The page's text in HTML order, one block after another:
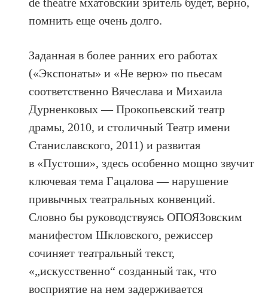
помнить еще очень долго.
Заданная в более ранних его работах
(«Экспонаты» и «Не верю» по пьесам
соответственно Вячеслава и Михаила
Дурненковых — Прокопьевский театр
драмы, 2010, и столичный Театр имени
Станиславского, 2011) и развитая
в «Пустоши», здесь особенно мощно звучит
ключевая тема Гацалова — нарушение
привычных театральных конвенций.
Словно бы руководствуясь ОПОЯЗовским
манифестом Шкловского, режиссер
сочиняет театральный текст,
«„искусственно“ созданный так, что
восприятие на нем задерживается